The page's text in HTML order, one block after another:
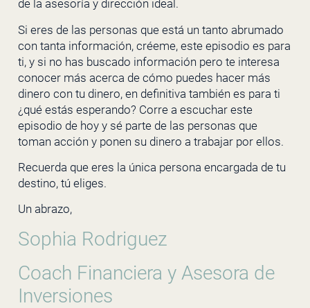
de la asesoría y dirección ideal.
Si eres de las personas que está un tanto abrumado
con tanta información, créeme, este episodio es para
ti, y si no has buscado información pero te interesa
conocer más acerca de cómo puedes hacer más
dinero con tu dinero, en definitiva también es para ti
¿qué estás esperando? Corre a escuchar este
episodio de hoy y sé parte de las personas que
toman acción y ponen su dinero a trabajar por ellos.
Recuerda que eres la única persona encargada de tu
destino, tú eliges.
Un abrazo,
Sophia Rodriguez
Coach Financiera y Asesora de
Inversiones